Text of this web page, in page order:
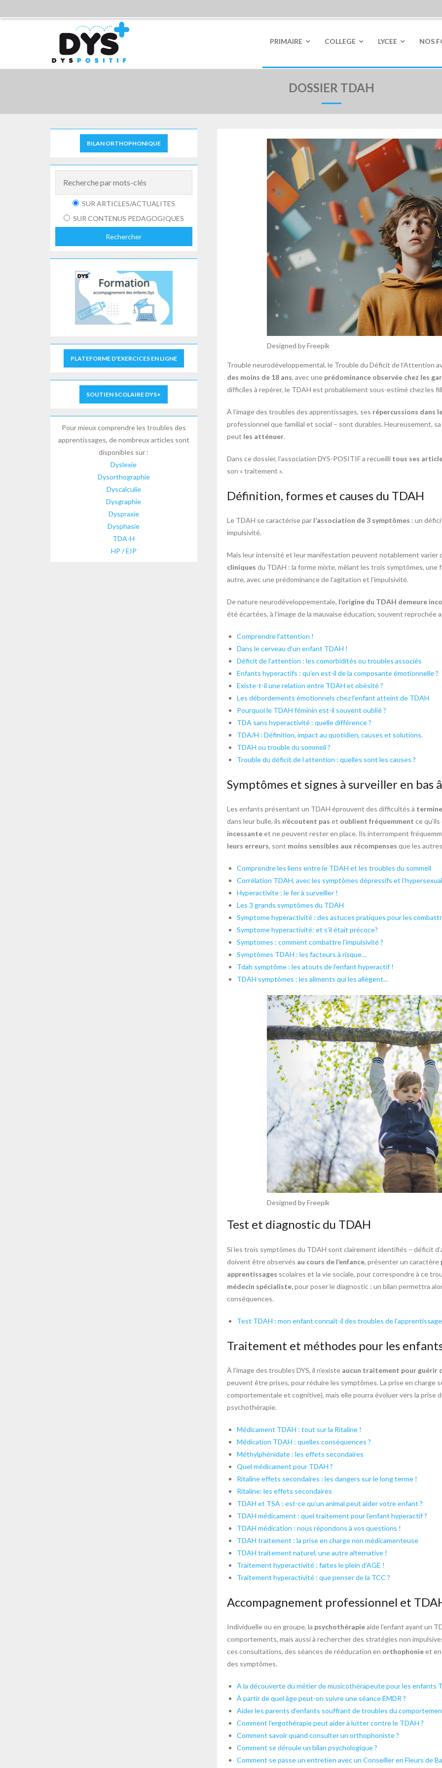
PRIMAIRE COLLEGE LYCEE NOS
DOSSIER TDAH
Designed by Freepik
Trouble neurodéveloppemental, le Trouble du Déficit de l’Attention
des moins de 18 ans, avec une prédominance observée chez les
difficiles à repérer, le TDAH est probablement sous-estimé chez les
À l’image des troubles des apprentissages, ses répercussions dans
professionnel que familial et social – sont durables. Heureusement,
peut les atténuer.
Dans ce dossier, l’association DYS-POSITIF a recueilli tous ses
son « traitement ».
Définition, formes et causes du TDAH
Le TDAH se caractérise par l’association de 3 symptômes : un
impulsivité.
Mais leur intensité et leur manifestation peuvent notablement varier
cliniques du TDAH : la forme mixte, mêlant les trois symptômes,
autre, avec une prédominance de l’agitation et l’impulsivité.
De nature neurodéveloppementale, l’origine du TDAH demeure
été écartées, à l’image de la mauvaise éducation, souvent reprochée
Comprendre l’attention !
Dans le cerveau d’un enfant TDAH !
Déficit de l’attention : les comorbidités ou troubles associés
Enfants hyperactifs : qu’en est-il de la composante émotionnelle ?
Existe-t-il une relation entre TDAH et obésité ?
Les débordements émotionnels chez l’enfant atteint de TDAH
Pourquoi le TDAH féminin est-il souvent oublié ?
TDA sans hyperactivité : quelle différence ?
TDA/H : Définition, impact au quotidien, causes et solutions.
TDAH ou trouble du sommeil ?
Trouble du déficit de l attention : quelles sont les causes ?
Symptômes et signes à surveiller en bas
Les enfants présentant un TDAH éprouvent des difficultés à
dans leur bulle, ils n’écoutent pas et oublient fréquemment ce
incessanteet ne peuvent rester en place. Ils interrompent
leurs erreurs, sont moins sensibles aux récompenses que les
Comprendre les liens entre le TDAH et les troubles du sommeil
Corrélation TDAH, avec les symptômes dépressifs et
Hyperactivite : le fer à surveiller !
Les 3 grands symptômes du TDAH
Symptome hyperactivité : des astuces pratiques pour les
Symptome hyperactivité: et s’il était précoce?
Symptomes : comment combattre l’impulsivité ?
Symptômes TDAH : les facteurs à risque…
Tdah symptôme : les atouts de l’enfant hyperactif !
TDAH symptômes : les aliments qui les allègent…
Designed by Freepik
Test et diagnostic du TDAH
Si les trois symptômes du TDAH sont clairement identifiés – déficit
doivent être observés au cours de l’enfance, présenter un caractère
apprentissages scolaires et la vie sociale, pour correspondre à ce
médecin spécialiste,pour poser le diagnostic : un bilan permettra
conséquences.
Test TDAH : mon enfant connaît-il des troubles de l’apprentissage
Traitement et méthodes pour les
À l’image des troubles DYS, il n’existe aucun traitement pour guérir
peuvent être prises, pour réduire les symptômes. La prise en charge
comportementale et cognitive), mais elle pourra évoluer vers la prise
psychothérapie.
Médicament TDAH : tout sur la Ritaline !
Médication TDAH : quelles conséquences ?
Méthylphénidate : les effets secondaires
Quel médicament pour TDAH ?
Ritaline effets secondaires : les dangers sur le long terme !
Ritaline: les effets secondaires
TDAH et TSA : est-ce qu’un animal peut aider votre enfant ?
TDAH médicament : quel traitement pour l’enfant hyperactif ?
TDAH médication : nous répondons à vos questions !
TDAH traitement : la prise en charge non médicamenteuse
TDAH traitement naturel, une autre alternative !
Traitement hyperactivité : faites le plein d’AGE !
Traitement hyperactivité : que penser de la TCC ?
Accompagnement professionnel et
Individuelle ou en groupe, la psychothérapieaide l’enfant ayant un
comportements, mais aussi à rechercher des stratégies non
ces consultations, des séances de rééducation en orthophonieet
des symptômes.
A la découverte du métier de musicothérapeute pour les enfants
À partir de quel âge peut-on suivre une séance EMDR ?
Aider les parents d’enfants souffrant de troubles du
Comment l’ergothérapie peut aider à lutter contre le TDAH ?
Comment savoir quand consulter un orthophoniste ?
Comment se déroule un bilan psychologique ?
Comment se passe un entretien avec un Conseiller en Fleurs de
BILAN ORTHOPHONIQUE
SUR ARTICLES/ACTUALITES
SUR CONTENUS PEDAGOGIQUES
Rechercher
PLATEFORME D'EXERCICES EN LIGNE
SOUTIEN SCOLAIRE DYS+
Pour mieux comprendre les troubles des
apprentissages, de nombreux articles sont
disponibles sur :
Dyslexie
Dysorthographie
Dyscalculie
Dysgraphie
Dyspraxie
Dysphasie
TDA-H
HP / EIP